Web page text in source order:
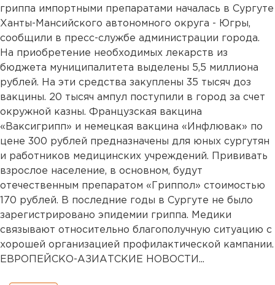
гриппа импортными препаратами началась в Сургуте
Ханты-Мансийского автономного округа - Югры,
сообщили в пресс-службе администрации города.
На приобретение необходимых лекарств из
бюджета муниципалитета выделены 5,5 миллиона
рублей. На эти средства закуплены 35 тысяч доз
вакцины. 20 тысяч ампул поступили в город за счет
окружной казны. Французская вакцина
«Ваксигрипп» и немецкая вакцина «Инфлювак» по
цене 300 рублей предназначены для юных сургутян
и работников медицинских учреждений. Прививать
взрослое население, в основном, будут
отечественным препаратом «Гриппол» стоимостью
170 рублей. В последние годы в Сургуте не было
зарегистрировано эпидемии гриппа. Медики
связывают относительно благополучную ситуацию с
хорошей организацией профилактической кампании.
ЕВРОПЕЙСКО-АЗИАТСКИЕ НОВОСТИ...